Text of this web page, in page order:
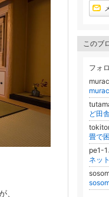
、
このブ
フォ
ど田
pe1-1
ネッ